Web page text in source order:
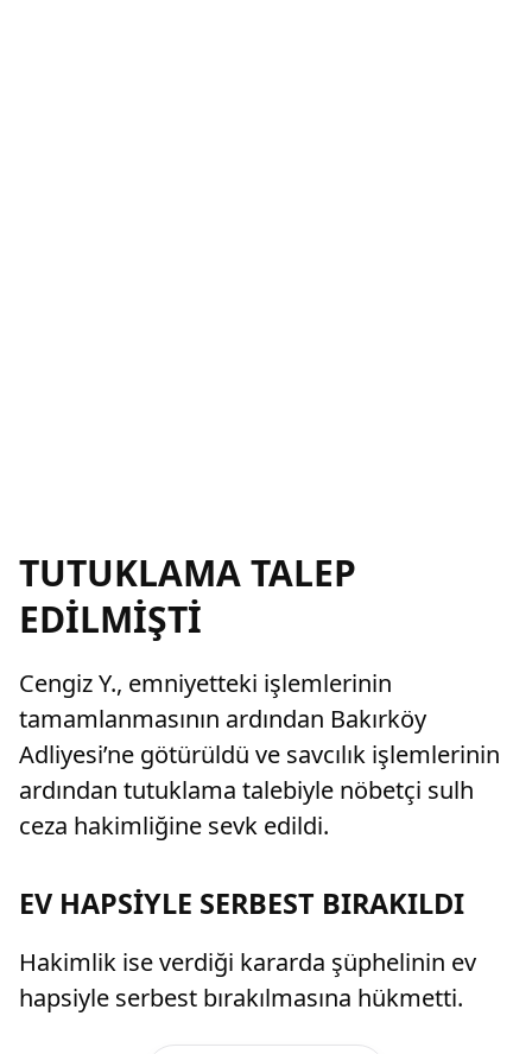
TUTUKLAMA TALEP
EDİLMİŞTİ
Cengiz Y., emniyetteki işlemlerinin
tamamlanmasının ardından Bakırköy
Adliyesi’ne götürüldü ve savcılık işlemlerinin
ardından tutuklama talebiyle nöbetçi sulh
ceza hakimliğine sevk edildi.
EV HAPSİYLE SERBEST BIRAKILDI
Hakimlik ise verdiği kararda şüphelinin ev
hapsiyle serbest bırakılmasına hükmetti.